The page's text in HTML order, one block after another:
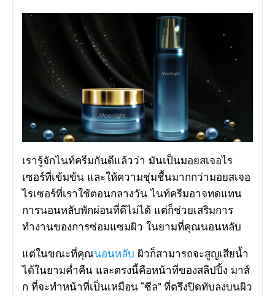
เรารู้จักไนท์ครีมกันดีแล้วว่า มันเป็นมอยสเจอไร
เซอร์ที่เข้มข้น และให้ความชุ่มชื้นมากกว่ามอยสเจอ
ไรเซอร์ที่เราใช้ตอนกลางวัน ไนท์ครีมอาจทดแทน
การนอนหลับพักผ่อนที่ดีไม่ได้ แต่ก็ช่วยเสริมการ
ทำงานของการซ่อมแซมผิว ในยามที่คุณนอนหลับ
แต่ในขณะที่คุณนอนหลับ ผิวก็สามารถจะสูญเสียน้ำ
ได้ในยามค่ำคืน และตรงนี้คือหน้าที่ของสลีปปิ้ง มาส์
ก ที่จะทำหน้าที่เป็นเหมือน “ซีล” ที่ตรึงปิดทับลงบนผิว